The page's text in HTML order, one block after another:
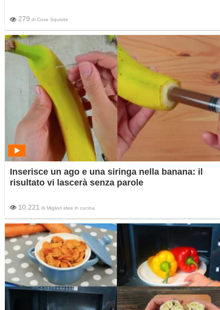
279 di Cose Squisite
Inserisce un ago e una siringa nella banana: il
risultato vi lascerà senza parole
10.221 di Migliori idee in cucina